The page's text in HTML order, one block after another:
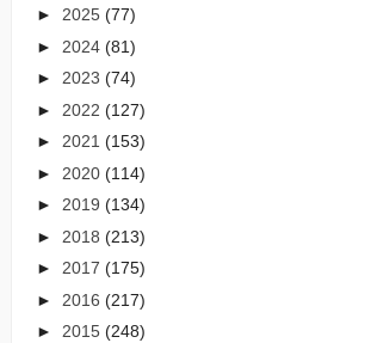
► 2025 (77)
► 2024 (81)
► 2023 (74)
► 2022 (127)
► 2021 (153)
► 2020 (114)
► 2019 (134)
► 2018 (213)
► 2017 (175)
► 2016 (217)
► 2015 (248)